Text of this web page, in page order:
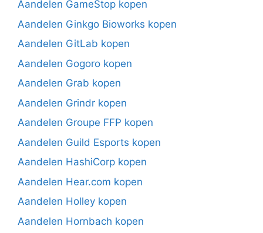
Aandelen GameStop kopen
Aandelen Ginkgo Bioworks kopen
Aandelen GitLab kopen
Aandelen Gogoro kopen
Aandelen Grab kopen
Aandelen Grindr kopen
Aandelen Groupe FFP kopen
Aandelen Guild Esports kopen
Aandelen HashiCorp kopen
Aandelen Hear.com kopen
Aandelen Holley kopen
Aandelen Hornbach kopen